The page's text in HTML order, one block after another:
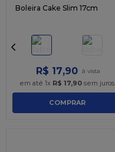
Boleira Cake Slim 17cm
R$ 17,90
em até 1x R$ 17,90 sem juros
COMPRAR